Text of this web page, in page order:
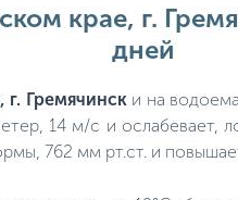
крае, г.
дней
Гремячинск и на
14 м/с и ослабевает,
762 мм рт.ст. и